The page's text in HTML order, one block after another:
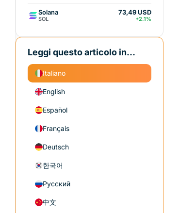
Solana
SOL
73,49 USD
+2.1%
Leggi questo articolo in...
Italiano
English
Español
Français
Deutsch
한국어
Русский
中文